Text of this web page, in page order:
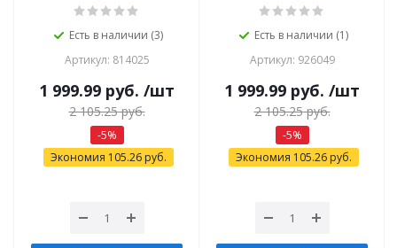
Есть в наличии (3)
Артикул: 814025
1 999.99 руб. /шт
2 105.25руб.
-5%
Экономия 105.26руб.
Есть в наличии (1)
Артикул: 926049
1 999.99 руб. /шт
2 105.25руб.
-5%
Экономия 105.26руб.